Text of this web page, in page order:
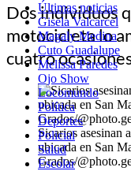
Últimas noticias
Gisela Valcarcel
Magaly Medina
Cuto Guadalupe
Melissa Paredes
Ojo Show
Locomundo
Política
Deportes
Policial
Salud
Escolar
Dos individuos
motocicleta lo
cuatro
Sicarios asesinan
ubicada en San
Grados/